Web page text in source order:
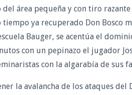
área pequeña y con tiro
ya recuperado Don Bosco
Bauger, se acentúa el
con un pepinazo el jugador
con la algarabía de sus
la avalancha de los ataques del